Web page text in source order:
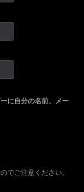
に自分の名前、メー
でご注意ください。